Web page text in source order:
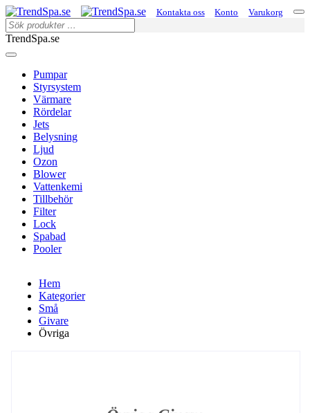
Kontakta oss Konto Varukorg
TrendSpa.se
Pumpar
Styrsystem
Värmare
Rördelar
Jets
Belysning
Ljud
Ozon
Blower
Vattenkemi
Tillbehör
Filter
Lock
Spabad
Pooler
Hem
Kategorier
Små
Givare
Övriga